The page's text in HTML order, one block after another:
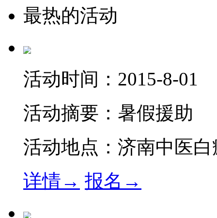
最热的活动
活动时间： 2015-8-01
活动摘要： 暑假援助
活动地点： 济南中医
详情→ 报名→